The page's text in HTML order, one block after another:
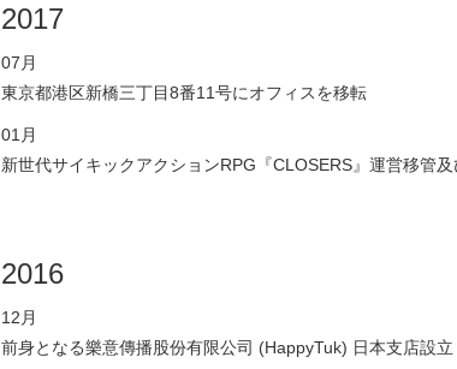
2017
07月
東京都港区新橋三丁目8番11号にオフィスを移転
01月
新世代サイキックアクションRPG『CLOSERS』運営移管
2016
12月
前身となる樂意傳播股份有限公司 (HappyTuk) 日本支店設立